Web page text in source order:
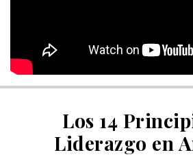
Los 14
Liderazgo en